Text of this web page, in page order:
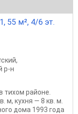
55 м², 4/6 эт.
,
р-н
тихом районе.
м, кухня — 8 кв. м.
дома 1993 года